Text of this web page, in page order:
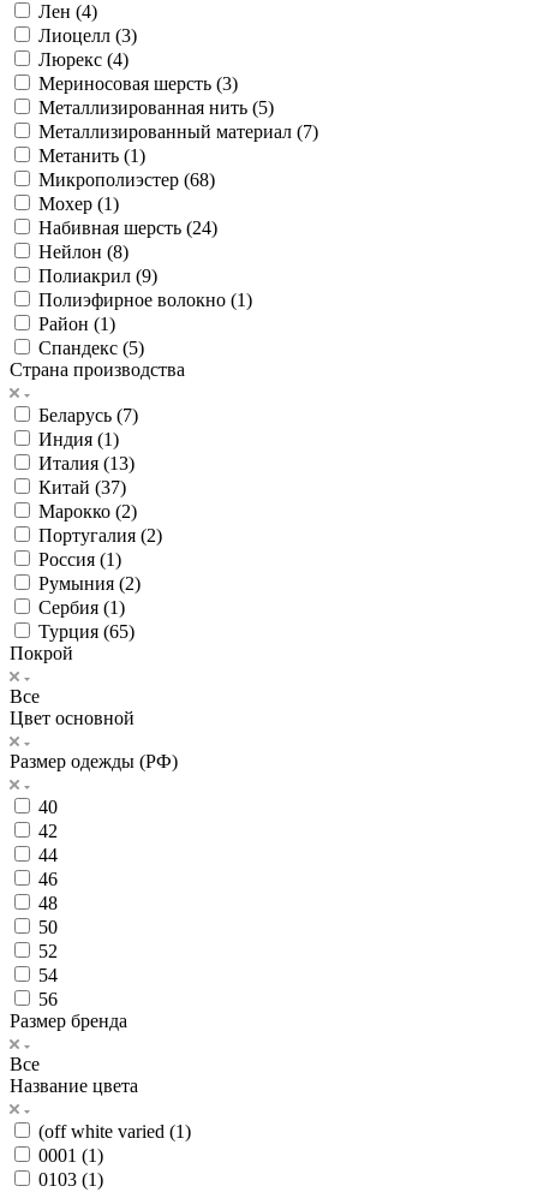
Лен (4)
Лиоцелл (3)
Люрекс (4)
Мериносовая шерсть (3)
Металлизированная нить (5)
Металлизированный материал (7)
Метанить (1)
Микрополиэстер (68)
Мохер (1)
Набивная шерсть (24)
Нейлон (8)
Полиакрил (9)
Полиэфирное волокно (1)
Район (1)
Спандекс (5)
Страна производства
Беларусь (7)
Индия (1)
Италия (13)
Китай (37)
Марокко (2)
Португалия (2)
Россия (1)
Румыния (2)
Сербия (1)
Турция (65)
Покрой
Все
Цвет основной
Размер одежды (РФ)
40
42
44
46
48
50
52
54
56
Размер бренда
Все
Название цвета
(off white varied (1)
0001 (1)
0103 (1)